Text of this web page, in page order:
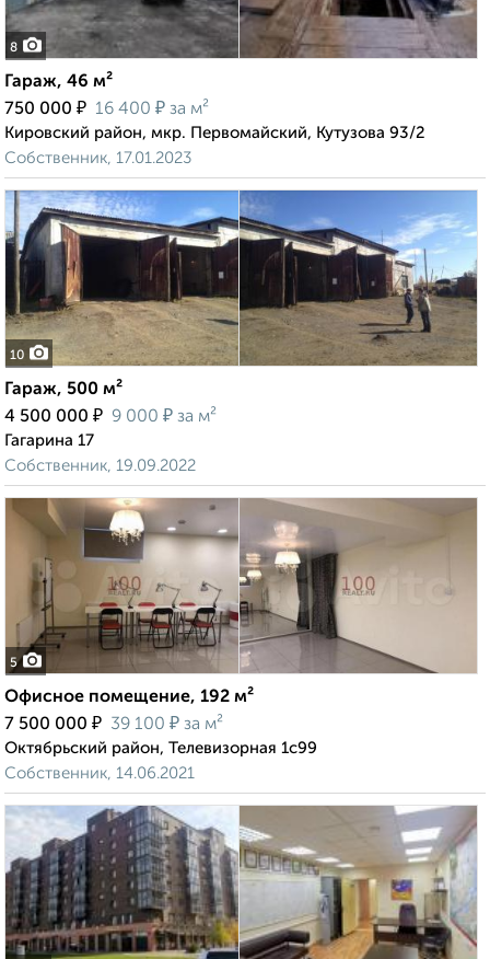
8
Гараж, 46 м²
750 000 ₽ 16 400 ₽ за м²
Кировский район, мкр. Первомайский, Кутузова 93/2
Собственник, 17.01.2023
10
Гараж, 500 м²
4 500 000 ₽ 9 000 ₽ за м²
Гагарина 17
Собственник, 19.09.2022
5
Офисное помещение, 192 м²
7 500 000 ₽ 39 100 ₽ за м²
Октябрьский район, Телевизорная 1с99
Собственник, 14.06.2021